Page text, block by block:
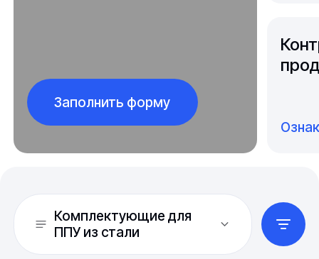
Заполнить форму
Комплектующие для
ППУ из стали